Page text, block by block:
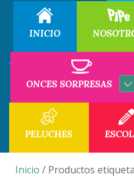
INICIO
ONCES SORPRESAS
PELUCHES
Inicio / Productos